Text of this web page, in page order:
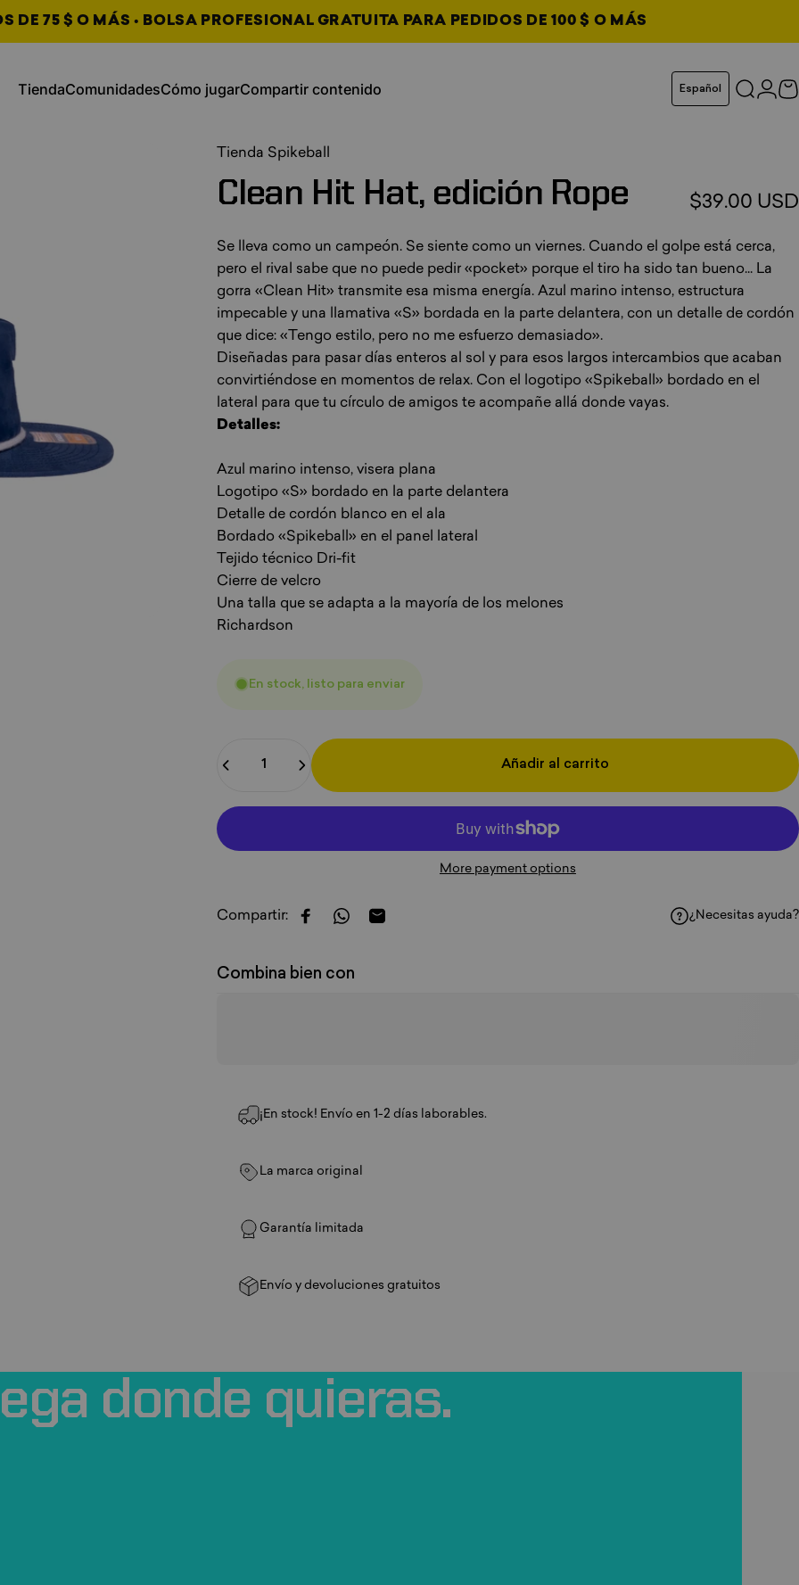
DE 75 $ O MÁS • BOLSA PROFESIONAL GRATUITA PARA PEDIDOS DE 100 $ O MÁS
TiendaComunidadesCómo jugarCompartir contenido Español
Buscar
Tienda Spikeball
Clean Hit Hat, edición Rope $39.00 USD
Se lleva como un campeón. Se siente como un viernes. Cuando el golpe está cerca,
pero el rival sabe que no puede pedir «pocket» porque el tiro ha sido tan bueno... La
gorra «Clean Hit» transmite esa misma energía. Azul marino intenso, estructura
impecable y una llamativa «S» bordada en la parte delantera, con un detalle de cordón
que dice: «Tengo estilo, pero no me esfuerzo demasiado».
Diseñadas para pasar días enteros al sol y para esos largos intercambios que acaban
convirtiéndose en momentos de relax. Con el logotipo «Spikeball» bordado en el
lateral para que tu círculo de amigos te acompañe allá donde vayas.
Detalles:
Azul marino intenso, visera plana
Logotipo «S» bordado en la parte delantera
Detalle de cordón blanco en el ala
Bordado «Spikeball» en el panel lateral
Tejido técnico Dri-fit
Cierre de velcro
Una talla que se adapta a la mayoría de los melones
Richardson
En stock, listo para enviar
Añadir al carrito
More payment options
Compartir:
Compartir en Facebook
, se abre en una nueva pestaña
Compartir en WhatsApp
, se abre en una nueva pestaña
Compartir por correo electrónico
, se abre en una nueva pestaña
¿Necesitas ayuda?
Combina bien con
¡En stock! Envío en 1-2 días laborables.
La marca original
Garantía limitada
Envío y devoluciones gratuitos
donde quieras.